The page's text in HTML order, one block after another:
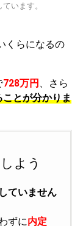
います。
くらになるの
728万円
、さら
とが分かりま
よう
ていません
ずに内定